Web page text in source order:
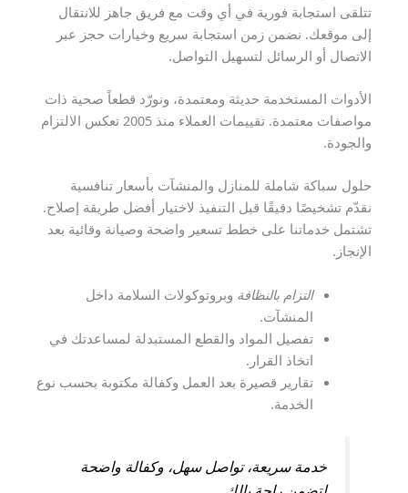
تتلقى استجابة فورية في أي وقت مع فريق جاهز للانتقال
إلى موقعك. نضمن زمن استجابة سريع وخيارات حجز عبر
الاتصال أو الرسائل لتسهيل التواصل.
الأدوات المستخدمة حديثة ومعتمدة، ونورّد قطعاً صحية ذات
مواصفات معتمدة. تقييمات العملاء منذ 2005 تعكس الالتزام
والجودة.
حلول سباكة شاملة للمنازل والمنشآت بأسعار تنافسية
نقدّم تشخيصًا دقيقًا قبل التنفيذ لاختيار أفضل طريقة إصلاح.
تشتمل خدماتنا على خطط تسعير واضحة وصيانة وقائية بعد
الإنجاز.
التزام بالنظافة وبروتوكولات السلامة داخل
المنشآت.
تفصيل المواد والقطع المستبدلة لمساعدتك في
اتخاذ القرار.
تقارير قصيرة بعد العمل وكفالة مكتوبة بحسب نوع
الخدمة.
خدمة سريعة، تواصل سهل، وكفالة واضحة